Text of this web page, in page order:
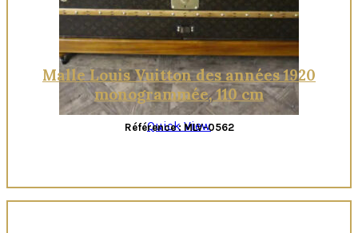
Quick View
Malle Louis Vuitton des années 1920
monogrammée, 110 cm
Référence : MLV-0562